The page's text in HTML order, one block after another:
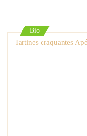
Bio
Tartines craquantes